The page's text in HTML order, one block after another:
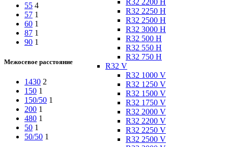
R32 2250 H
R32 2500 H
R32 3000 H
R32 500 H
R32 550 H
R32 750 H
R32 V
R32 1000 V
R32 1250 V
R32 1500 V
R32 1750 V
R32 2000 V
R32 2200 V
R32 2250 V
R32 2500 V
55 4
57 1
60 1
87 1
90 1
Межосевое расстояние
1430 2
150 1
150/50 1
200 1
480 1
50 1
50/50 1